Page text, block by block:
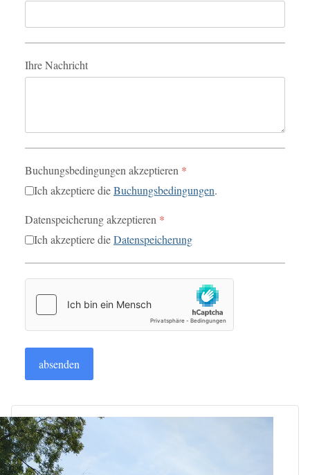
Ihre Nachricht
Buchungsbedingungen akzeptieren *
Ich akzeptiere dieBuchungsbedingungen.
Datenspeicherung akzeptieren *
Ich akzeptiere dieDatenspeicherung
absenden